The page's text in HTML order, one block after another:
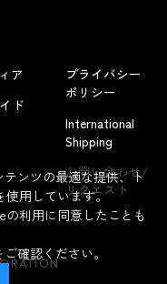
よくあるお問い合わせ
ア
ド
プライバシー
ポリシー
International
Shipping
お問い合わせ/
リクエスト
ンツの最適な提供、ト
使用しています。
利用に同意したことも
ご確認ください。